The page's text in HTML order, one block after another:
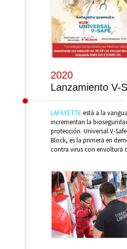
2020
Lanzamiento V-
LAFAYETTE está a la
incrementan la
protección. Universal V-
Block, es la primera en
contra virus con envoltura